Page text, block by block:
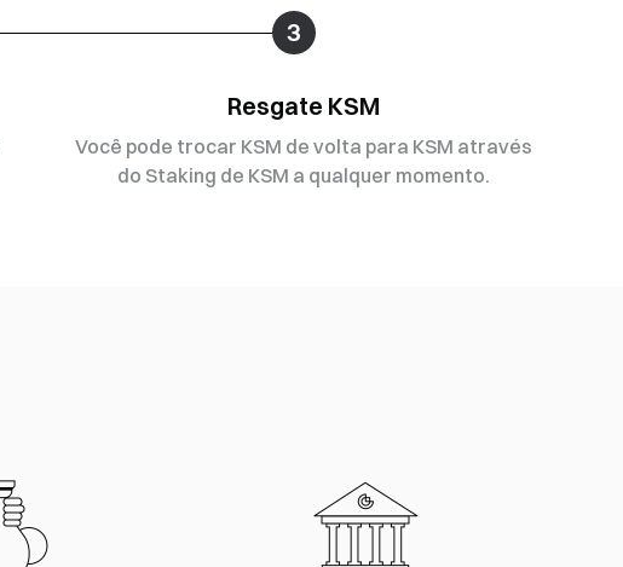
3
Resgate KSM
Você pode trocar KSM de volta para KSM através
do Staking de KSM a qualquer momento.